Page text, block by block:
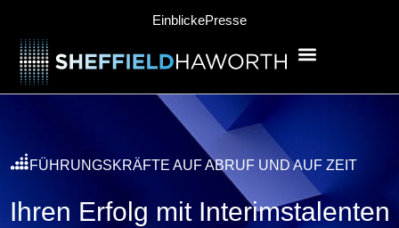
EinblickePresse
FÜHRUNGSKRÄFTE AUF ABRUF UND AUF ZEIT
Ihren Erfolg mit Interimstalenten